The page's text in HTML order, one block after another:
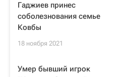
Гаджиев принес
соболезнования семье
Ковбы
18 ноября 2021
Умер бывший игрок